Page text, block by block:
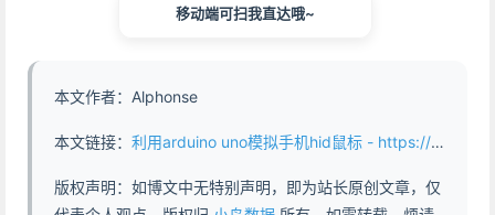
移动端可扫我直达哦~
本文作者：Alphonse
本文链接： 利用arduino uno模拟手机hid鼠标 - https://www.abddb.com/arduino_uno_hid_mouse.html
版权声明：如博文中无特别声明，即为站长原创文章，仅